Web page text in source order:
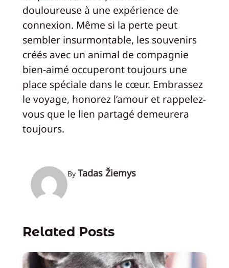
douloureuse à une expérience de
connexion. Même si la perte peut
sembler insurmontable, les souvenirs
créés avec un animal de compagnie
bien-aimé occuperont toujours une
place spéciale dans le cœur. Embrassez
le voyage, honorez l’amour et rappelez-
vous que le lien partagé demeurera
toujours.
By Tadas Žiemys
Related Posts